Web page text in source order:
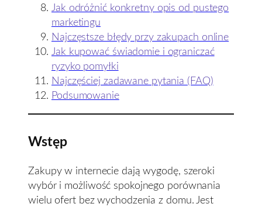
Jak odróżnić konkretny opis od pustego
marketingu
Najczęstsze błędy przy zakupach online
Jak kupować świadomie i ograniczać
ryzyko pomyłki
Najczęściej zadawane pytania (FAQ)
Podsumowanie
Wstęp
Zakupy w internecie dają wygodę, szeroki
wybór i możliwość spokojnego porównania
wielu ofert bez wychodzenia z domu. Jest